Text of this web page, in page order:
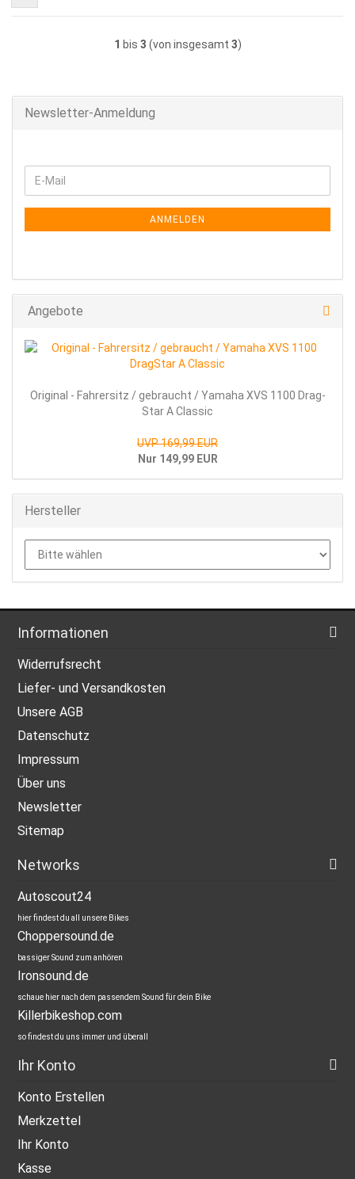
1 bis 3 (von insgesamt 3)
Newsletter-Anmeldung
ZUR
E-
Mail
ANMELDEN
Angebote
Ori­gi­nal - Fah­rer­sitz / ge­braucht / Ya­ma­ha XVS 1100 Drag­
Star A Clas­sic
UVP 169,99 EUR
Nur 149,99 EUR
Hersteller
Informationen
Widerrufsrecht
Liefer- und Versandkosten
Unsere AGB
Datenschutz
Impressum
Über uns
Newsletter
Sitemap
Networks
Autoscout24
hier findest du all unsere Bikes
Choppersound.de
bassiger Sound zum anhören
Ironsound.de
schaue hier nach dem passendem Sound für dein Bike
Killerbikeshop.com
so findest du uns immer und überall
Ihr Konto
Konto Erstellen
Merkzettel
Ihr Konto
Kasse